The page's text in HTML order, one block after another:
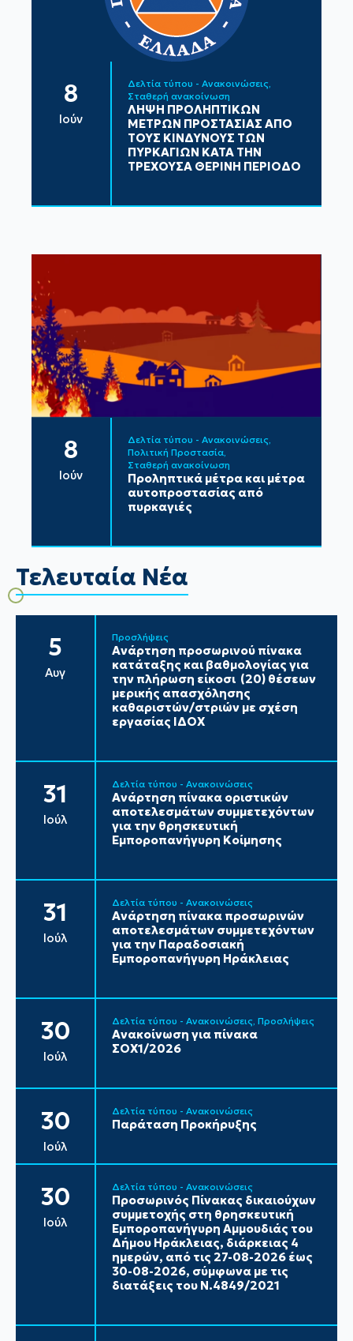
8
Ιούν
Δελτία τύπου - Ανακοινώσεις
Σταθερή ανακοίνωση
ΛΗΨΗ ΠΡΟΛΗΠΤΙΚΩΝ
ΜΕΤΡΩΝ ΠΡΟΣΤΑΣΙΑΣ ΑΠΟ
ΤΟΥΣ ΚΙΝΔΥΝΟΥΣ ΤΩΝ
ΠΥΡΚΑΓΙΩΝ ΚΑΤΑ ΤΗΝ
ΤΡΕΧΟΥΣΑ ΘΕΡΙΝΗ ΠΕΡΙΟΔΟ
8
Ιούν
Δελτία τύπου - Ανακοινώσεις
Πολιτική Προστασία
Σταθερή ανακοίνωση
Προληπτικά μέτρα και μέτρα
αυτοπροστασίας από
πυρκαγιές
Τελευταία Νέα
5
Αυγ
Προσλήψεις
Ανάρτηση προσωρινού πίνακα
κατάταξης και βαθμολογίας για
την πλήρωση είκοσι (20) θέσεων
μερικής απασχόλησης
καθαριστών/στριών με σχέση
εργασίας ΙΔΟΧ
31
Ιούλ
Δελτία τύπου - Ανακοινώσεις
Ανάρτηση πίνακα οριστικών
αποτελεσμάτων συμμετεχόντων
για την θρησκευτική
Εμποροπανήγυρη Κοίμησης
31
Ιούλ
Δελτία τύπου - Ανακοινώσεις
Ανάρτηση πίνακα προσωρινών
αποτελεσμάτων συμμετεχόντων
για την Παραδοσιακή
Εμποροπανήγυρη Ηράκλειας
30
Ιούλ
Δελτία τύπου - Ανακοινώσεις Προσλήψεις
Ανακοίνωση για πίνακα
ΣΟΧ1/2026
30
Ιούλ
Δελτία τύπου - Ανακοινώσεις
Παράταση Προκήρυξης
30
Ιούλ
Δελτία τύπου - Ανακοινώσεις
Προσωρινός Πίνακας δικαιούχων
συμμετοχής στη θρησκευτική
Εμποροπανήγυρη Αμμουδιάς του
Δήμου Ηράκλειας, διάρκειας 4
ημερών, από τις 27-08-2026 έως
30-08-2026, σύμφωνα με τις
διατάξεις του Ν.4849/2021